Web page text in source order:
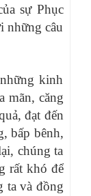
sự Phục
những câu
kinh
mãn, căng
đạt đến
bấp bênh,
chúng ta
rất khó để
ta và đồng